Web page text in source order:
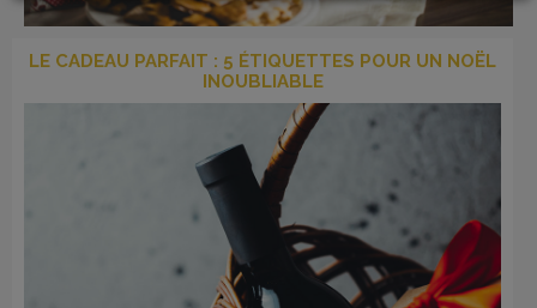
LOGIN
LE CADEAU PARFAIT : 5 ÉTIQUETTES POUR UN NOËL
INOUBLIABLE